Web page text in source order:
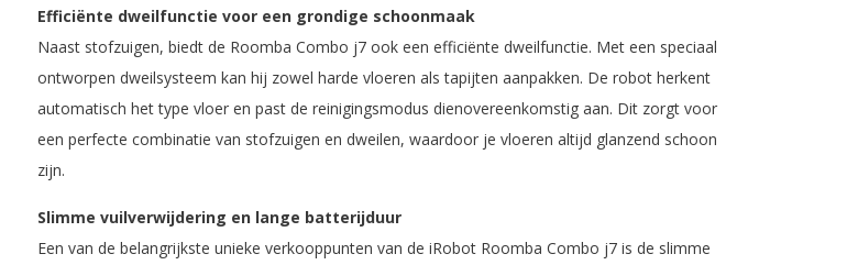
Efficiënte dweilfunctie voor een grondige schoonmaak
Naast stofzuigen, biedt de Roomba Combo j7 ook een efficiënte dweilfunctie. Met een speciaal
ontworpen dweilsysteem kan hij zowel harde vloeren als tapijten aanpakken. De robot herkent
automatisch het type vloer en past de reinigingsmodus dienovereenkomstig aan. Dit zorgt voor
een perfecte combinatie van stofzuigen en dweilen, waardoor je vloeren altijd glanzend schoon
zijn.
Slimme vuilverwijdering en lange batterijduur
Een van de belangrijkste unieke verkooppunten van de iRobot Roomba Combo j7 is de slimme